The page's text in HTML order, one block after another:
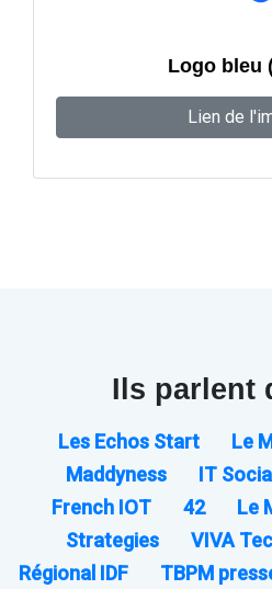
Logo bleu
Lien de
Ils parlent
Les Echos Start Le
Maddyness
IT Social
French IOT
42
Le
Strategies
VIVA
Régional IDF
TBPM